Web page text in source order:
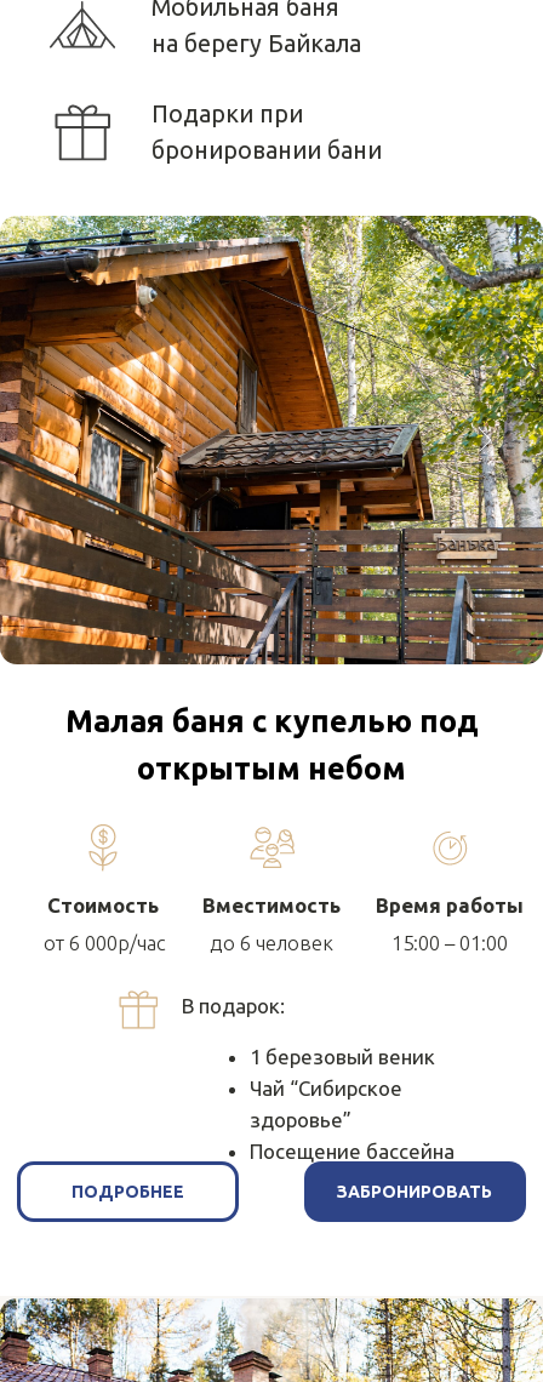
Малая баня c купелью под
открытым небом
ЗАБРОНИРОВАТЬ
ПОДРОБНЕЕ
от 6 000р/час
Стоимость
В подарок:
1 березовый веник
Чай “Сибирское
здоровье”
Посещение бассейна
15:00 – 01:00
Время работы
до 6 человек
Вместимость
до 10 человек
15:00 – 01:00
1 березовый веник
Чай “Сибирское
здоровье”
Посещение бассейна
Большая баня с купелями под
открытым небом и сеновалом